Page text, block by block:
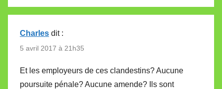
Charles dit :
5 avril 2017 à 21h35
Et les employeurs de ces clandestins? Aucune
poursuite pénale? Aucune amende? Ils sont